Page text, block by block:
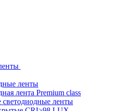
ленты
лента Premium class
ленты